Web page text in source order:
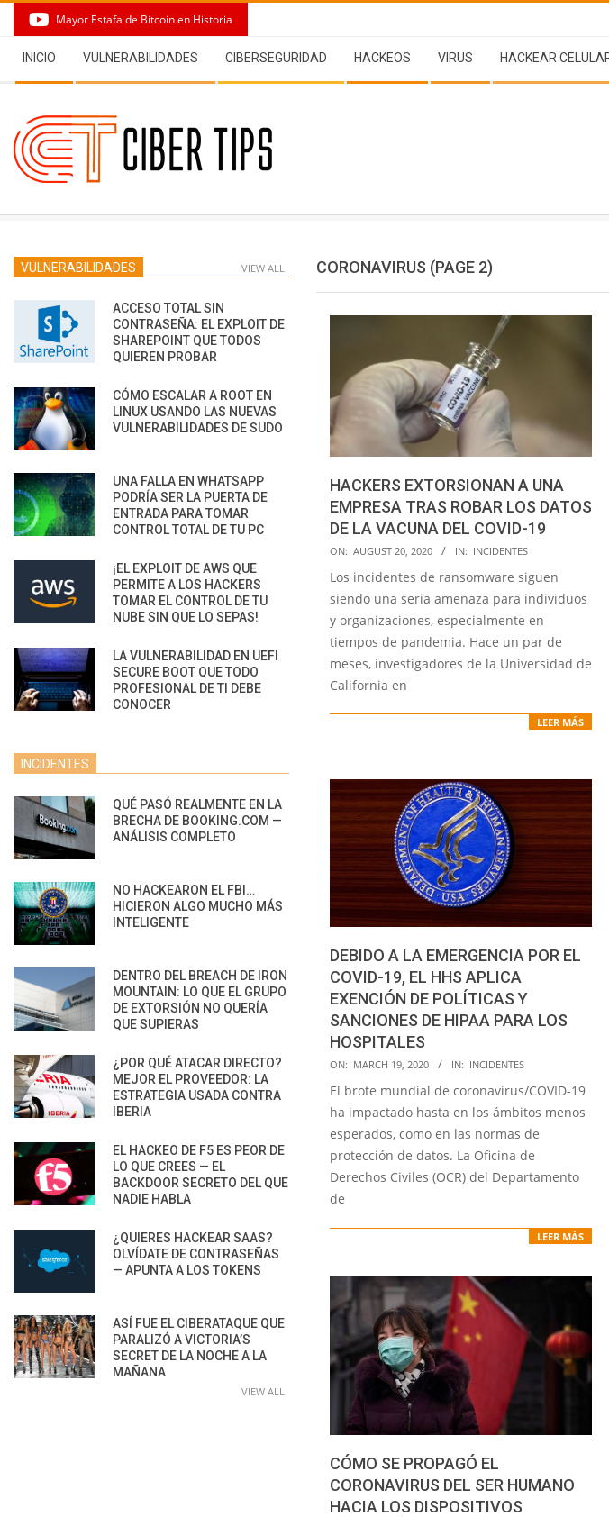
content
Mayor Estafa de Bitcoin en Historia
Navigation
Menu
INICIO VULNERABILIDADES CIBERSEGURIDAD HACKEOS VIRUS HACKEAR
CORONAVIRUS (PAGE 2)
HACKERS EXTORSIONAN A UNA
EMPRESA TRAS ROBAR LOS DATOS
DE LA VACUNA DEL COVID-19
2020-
08-
20
ON: AUGUST 20, 2020 IN: INCIDENTES
Los incidentes de ransomware siguen
siendo una seria amenaza para individuos
y organizaciones, especialmente en
tiempos de pandemia. Hace un par de
meses, investigadores de la Universidad de
California en
LEER MÁS
DEBIDO A LA EMERGENCIA POR EL
COVID-19, EL HHS APLICA
EXENCIÓN DE POLÍTICAS Y
SANCIONES DE HIPAA PARA LOS
HOSPITALES
2020-
03-
19
ON: MARCH 19, 2020 IN: INCIDENTES
El brote mundial de coronavirus/COVID-19
ha impactado hasta en los ámbitos menos
esperados, como en las normas de
protección de datos. La Oficina de
Derechos Civiles (OCR) del Departamento
de
LEER MÁS
CÓMO SE PROPAGÓ EL
CORONAVIRUS DEL SER HUMANO
HACIA LOS DISPOSITIVOS
VULNERABILIDADES VIEW ALL
ACCESO TOTAL SIN
CONTRASEÑA: EL EXPLOIT DE
SHAREPOINT QUE TODOS
QUIEREN PROBAR
CÓMO ESCALAR A ROOT EN
LINUX USANDO LAS NUEVAS
VULNERABILIDADES DE SUDO
UNA FALLA EN WHATSAPP
PODRÍA SER LA PUERTA DE
ENTRADA PARA TOMAR
CONTROL TOTAL DE TU PC
¡EL EXPLOIT DE AWS QUE
PERMITE A LOS HACKERS
TOMAR EL CONTROL DE TU
NUBE SIN QUE LO SEPAS!
LA VULNERABILIDAD EN UEFI
SECURE BOOT QUE TODO
PROFESIONAL DE TI DEBE
CONOCER
INCIDENTES
QUÉ PASÓ REALMENTE EN LA
BRECHA DE BOOKING.COM —
ANÁLISIS COMPLETO
NO HACKEARON EL FBI…
HICIERON ALGO MUCHO MÁS
INTELIGENTE
DENTRO DEL BREACH DE IRON
MOUNTAIN: LO QUE EL GRUPO
DE EXTORSIÓN NO QUERÍA
QUE SUPIERAS
¿POR QUÉ ATACAR DIRECTO?
MEJOR EL PROVEEDOR: LA
ESTRATEGIA USADA CONTRA
IBERIA
EL HACKEO DE F5 ES PEOR DE
LO QUE CREES — EL
BACKDOOR SECRETO DEL QUE
NADIE HABLA
¿QUIERES HACKEAR SAAS?
OLVÍDATE DE CONTRASEÑAS
— APUNTA A LOS TOKENS
ASÍ FUE EL CIBERATAQUE QUE
PARALIZÓ A VICTORIA’S
SECRET DE LA NOCHE A LA
MAÑANA
VIEW ALL